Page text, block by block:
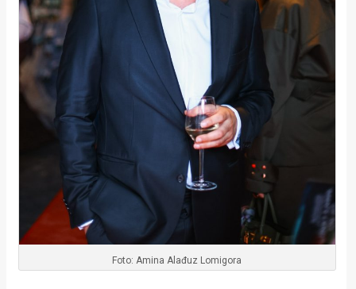
Foto: Amina Alađuz Lomigora